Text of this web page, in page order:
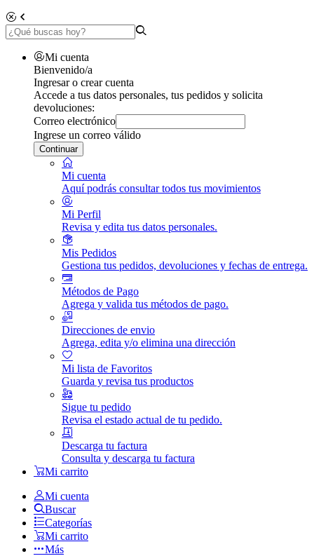
Mi cuenta
Bienvenido/a
Ingresar o crear cuenta
Accede a tus datos personales, tus pedidos y solicita
devoluciones:
Correo electrónico
Ingrese un correo válido
Continuar
Mi cuenta
Aquí podrás consultar todos tus movimientos
Mi Perfil
Revisa y edita tus datos personales.
Mis Pedidos
Gestiona tus pedidos, devoluciones y fechas de entrega.
Métodos de Pago
Agrega y valida tus métodos de pago.
Direcciones de envio
Agrega, edita y/o elimina una dirección
Mi lista de Favoritos
Guarda y revisa tus productos
Sigue tu pedido
Revisa el estado actual de tu pedido.
Descarga tu factura
Consulta y descarga tu factura
Mi carrito
Mi cuenta
Buscar
Categorías
Mi carrito
Más